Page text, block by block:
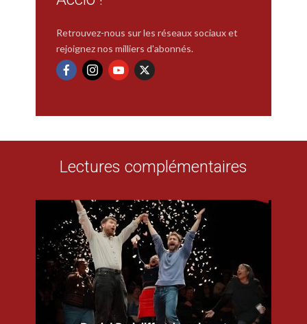
Retrouvez-nous sur les réseaux sociaux et
rejoignez nos milliers d'abonnés.
Lectures complémentaires